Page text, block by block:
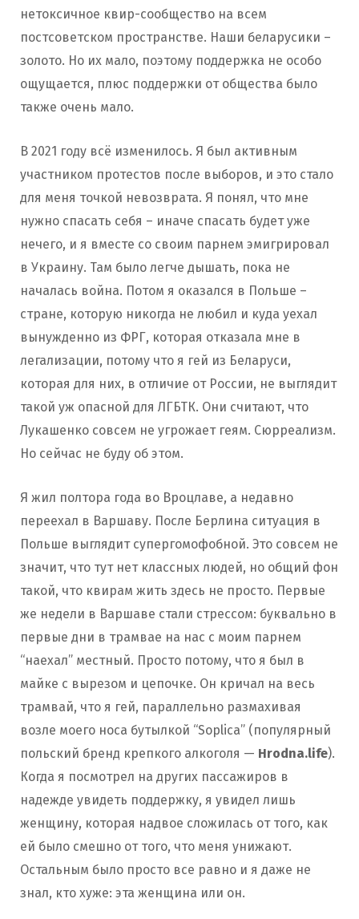
нетоксичное квир-сообщество на всем
постсоветском пространстве. Наши беларусики –
золото. Но их мало, поэтому поддержка не особо
ощущается, плюс поддержки от общества было
также очень мало.
В 2021 году всё изменилось. Я был активным
участником протестов после выборов, и это стало
для меня точкой невозврата. Я понял, что мне
нужно спасать себя – иначе спасать будет уже
нечего, и я вместе со своим парнем эмигрировал
в Украину. Там было легче дышать, пока не
началась война. Потом я оказался в Польше –
стране, которую никогда не любил и куда уехал
вынужденно из ФРГ, которая отказала мне в
легализации, потому что я гей из Беларуси,
которая для них, в отличие от России, не выглядит
такой уж опасной для ЛГБТК. Они считают, что
Лукашенко совсем не угрожает геям. Сюрреализм.
Но сейчас не буду об этом.
Я жил полтора года во Вроцлаве, а недавно
переехал в Варшаву. После Берлина ситуация в
Польше выглядит супергомофобной. Это совсем не
значит, что тут нет классных людей, но общий фон
такой, что квирам жить здесь не просто. Первые
же недели в Варшаве стали стрессом: буквально в
первые дни в трамвае на нас с моим парнем
“наехал” местный. Просто потому, что я был в
майке с вырезом и цепочке. Он кричал на весь
трамвай, что я гей, параллельно размахивая
возле моего носа бутылкой “Soplica” (популярный
польский бренд крепкого алкоголя — Hrodna.life).
Когда я посмотрел на других пассажиров в
надежде увидеть поддержку, я увидел лишь
женщину, которая надвое сложилась от того, как
ей было смешно от того, что меня унижают.
Остальным было просто все равно и я даже не
знал, кто хуже: эта женщина или он.